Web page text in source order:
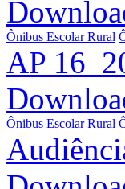
Ônibus Escolar Rural
AP
Ônibus Escolar Rural